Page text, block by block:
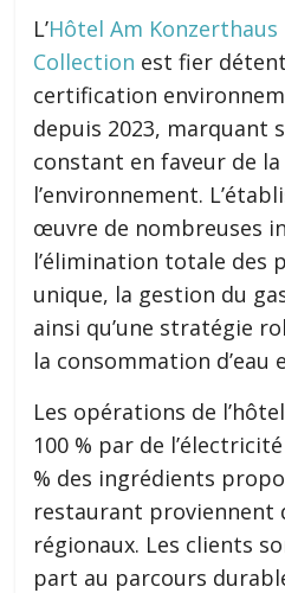
L’Hôtel Am Konzerthaus
Collection est fier
certification
depuis 2023, marquant
constant en faveur de
l’environnement.
œuvre de nombreuses
l’élimination totale des
unique, la gestion du
ainsi qu’une stratégie
la consommation d’eau
Les opérations de
100 % par de
% des ingrédients
restaurant proviennent
régionaux. Les clients
part au parcours